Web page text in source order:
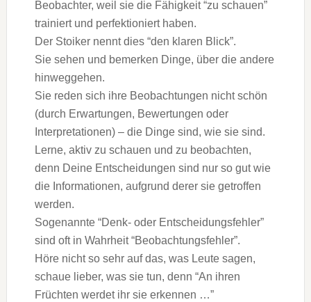
Beobachter, weil sie die Fähigkeit “zu schauen”
trainiert und perfektioniert haben.
Der Stoiker nennt dies “den klaren Blick”.
Sie sehen und bemerken Dinge, über die andere
hinweggehen.
Sie reden sich ihre Beobachtungen nicht schön
(durch Erwartungen, Bewertungen oder
Interpretationen) – die Dinge sind, wie sie sind.
Lerne, aktiv zu schauen und zu beobachten,
denn Deine Entscheidungen sind nur so gut wie
die Informationen, aufgrund derer sie getroffen
werden.
Sogenannte “Denk- oder Entscheidungsfehler”
sind oft in Wahrheit “Beobachtungsfehler”.
Höre nicht so sehr auf das, was Leute sagen,
schaue lieber, was sie tun, denn “An ihren
Früchten werdet ihr sie erkennen …”